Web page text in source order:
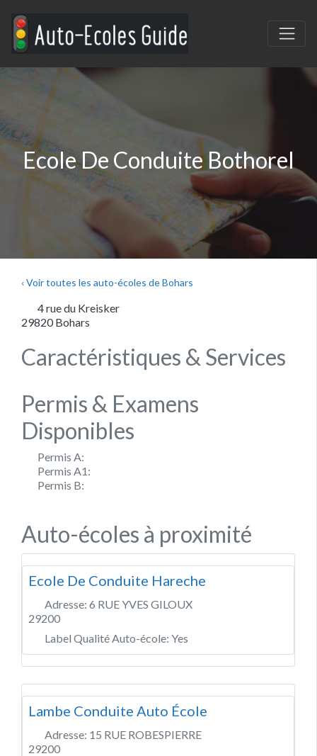
Ecole De Conduite Bothorel
‹ Voir toutes les auto-écoles de Bohars
4 rue du Kreisker
29820 Bohars
Caractéristiques & Services
Permis & Examens
Disponibles
Permis A:
Permis A1:
Permis B:
Auto-écoles à proximité
Ecole De Conduite Hareche
Adresse: 6 RUE YVES GILOUX
29200
Label Qualité Auto-école: Yes
Lambe Conduite Auto École
Adresse: 15 RUE ROBESPIERRE
29200